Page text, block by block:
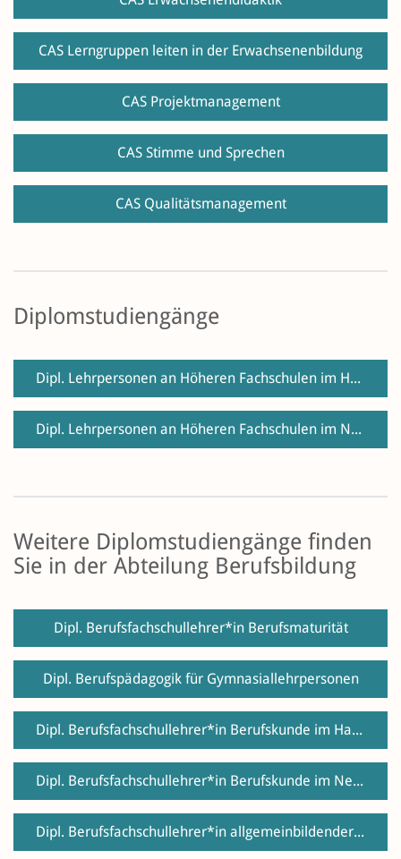
CAS Lerngruppen leiten in der Erwachsenenbildung
CAS Projektmanagement
CAS Stimme und Sprechen
CAS Qualitätsmanagement
Diplomstudiengänge
Dipl. Lehrpersonen an Höheren Fachschulen im Hauptberuf
Dipl. Lehrpersonen an Höheren Fachschulen im Nebenberuf
Weitere Diplomstudiengänge finden
Sie in der Abteilung Berufsbildung
Dipl. Berufsfachschullehrer*in Berufsmaturität
Dipl. Berufspädagogik für Gymnasiallehrpersonen
Dipl. Berufsfachschullehrer*in Berufskunde im Hauptberuf
Dipl. Berufsfachschullehrer*in Berufskunde im Nebenberuf
Dipl. Berufsfachschullehrer*in allgemeinbildender Unterricht